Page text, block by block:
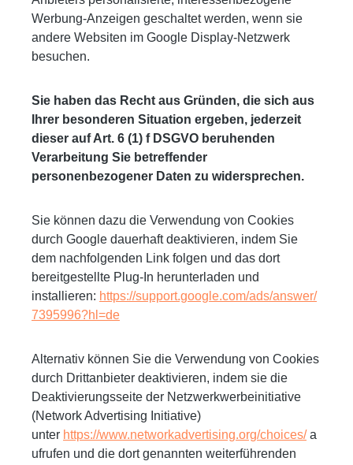
Werbung-Anzeigen geschaltet werden, wenn sie
andere Websiten im Google Display-Netzwerk
besuchen.
Sie haben das Recht aus Gründen, die sich aus
Ihrer besonderen Situation ergeben, jederzeit
dieser auf Art. 6 (1) f DSGVO beruhenden
Verarbeitung Sie betreffender
personenbezogener Daten zu widersprechen.
Sie können dazu die Verwendung von Cookies
durch Google dauerhaft deaktivieren, indem Sie
dem nachfolgenden Link folgen und das dort
bereitgestellte Plug-In herunterladen und
installieren: https://support.google.com/ads/answer/
7395996?hl=de
Alternativ können Sie die Verwendung von Cookies
durch Drittanbieter deaktivieren, indem sie die
Deaktivierungsseite der Netzwerkwerbeinitiative
(Network Advertising Initiative)
unter https://www.networkadvertising.org/choices/a
ufrufen und die dort genannten weiterführenden